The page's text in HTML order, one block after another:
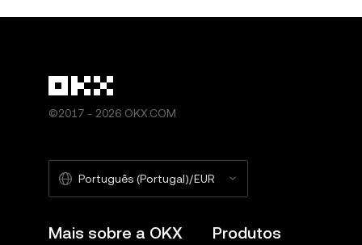
O comprador/vendedor pode entrar em contacto
OKX. A OKX não será responsável por quaisquer perdas em que o utilizador possa incorrer decorrentes ou resultantes de
tais comunicações entre o utilizador e o comprador/
Terceiros, como prestadores de serviços de
©2017 - 2026 OKX.COM
Português (Portugal)/EUR
Mais sobre a OKX Produtos